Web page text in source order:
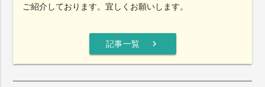
ご紹介しております。宜しくお願いします。
記事一覧 chevron_right